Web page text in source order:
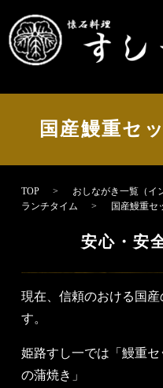
国産鰻重セ
TOP
おしながき一覧（イ
ランチタイム
国産鰻重セ
安心・安
現在、信頼のおける国
す。
姫路すし一では「鰻重
の蒲焼き」